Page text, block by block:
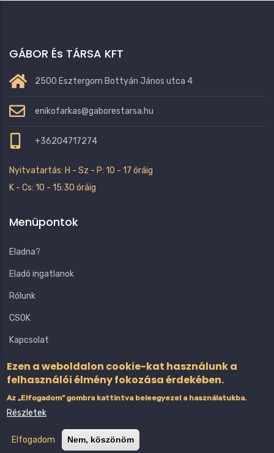
GÁBOR És TÁRSA KFT
2500 Esztergom Bottyán János utca 4
enikofarkas@gaborestarsa.hu
+36204717274
Nyitvatartás: H - Sz - P: 10 - 17 óráig
K - Cs: 10 - 15:30 óráig
Menüpontok
Eladna?
Eladó ingatlanok
Rólunk
CSOK
Kapcsolat
© CopyrightGábor és Társa2025. Minden jog fenntartva.
Ezen a weboldalon cookie-kat használunk a
felhasználói élmény fokozása érdekében.
Az „Elfogadom” gombra kattintva beleegyezel a használatukba.
Részletek
Elfogadom Nem, köszönöm